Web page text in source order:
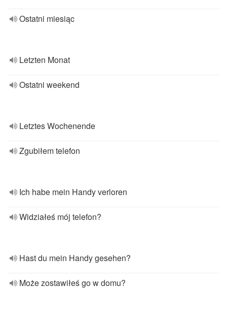
Ostatni miesiąc
Letzten Monat
Ostatni weekend
Letztes Wochenende
Zgubiłem telefon
Ich habe mein Handy verloren
Widziałeś mój telefon?
Hast du mein Handy gesehen?
Może zostawiłeś go w domu?